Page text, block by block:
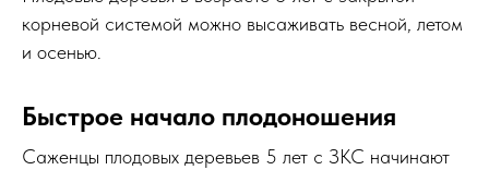
корневой системой можно высаживать весной, летом
и осенью.
Быстрое начало плодоношения
Саженцы плодовых деревьев 5 лет с ЗКС начинают